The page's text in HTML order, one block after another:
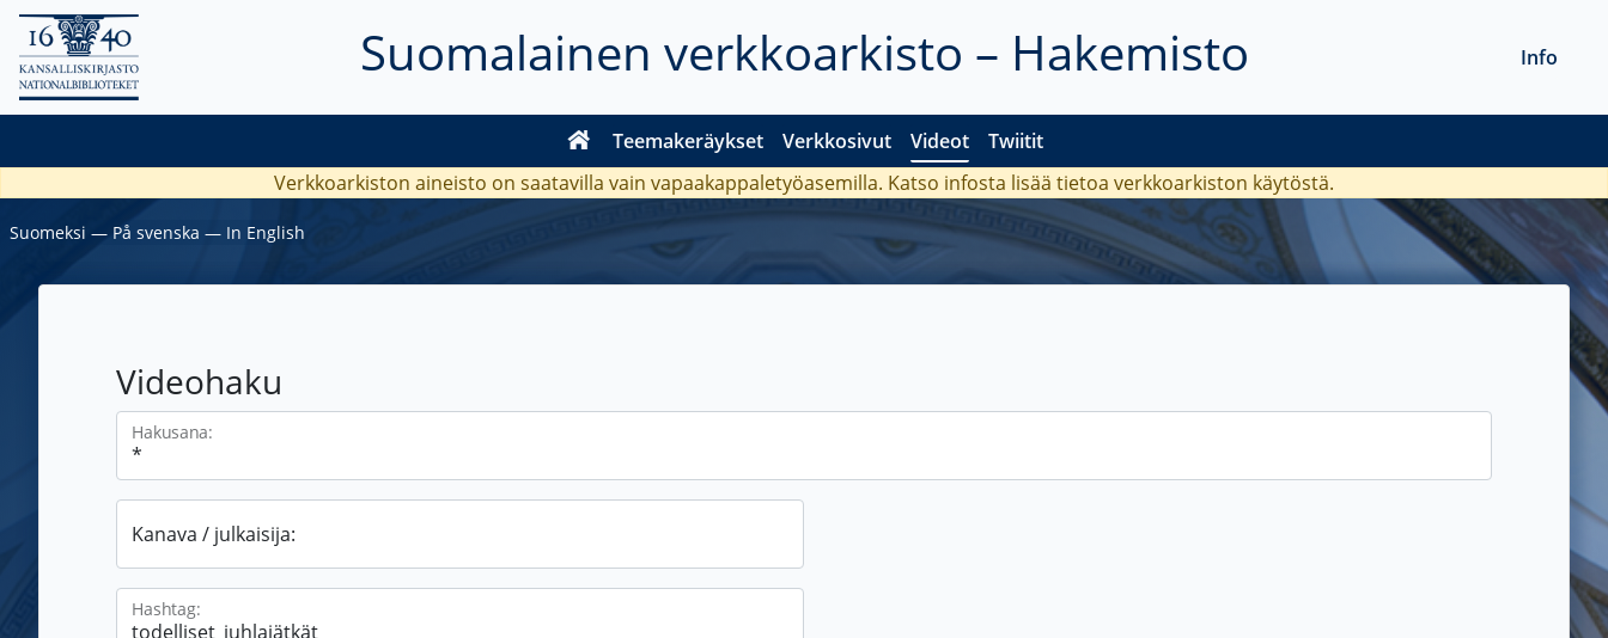
Suomalainen verkkoarkisto – Hakemisto
Teemakeräykset Verkkosivut Videot Twiitit
Info
Verkkoarkiston aineisto on saatavilla vain vapaakappaletyöasemilla. Katso infosta lisää tietoa verkkoarkiston käytöstä.
Suomeksi ― På svenska ― In English
Videohaku
Hakusana:
Kanava / julkaisija:
Hashtag: